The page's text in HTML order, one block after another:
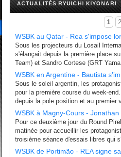
ACTUALITÉS RYUICHI KIYONARI
1 2
WSBK au Qatar - Rea s'impose
Sous les projecteurs du Losail
s'élançait depuis la première place
Team) et Sandro Cortese (GRT
WSBK en Argentine - Bautista
Sous le soleil argentin, les
pour la première course du week-
depuis la pole position et au premier
WSBK à Magny-Cours -
Pour ce deuxième jour du Round
matinée pour accueillir les
troisième séance d'essais libres qui
WSBK de Portimão - REA signe